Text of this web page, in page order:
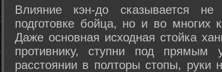
Влияние кэн-до сказывается не
подготовке бойца, но и во многих
Даже основная исходная стойка
противнику, ступни под прямым
расстоянии в полторы стопы, руки